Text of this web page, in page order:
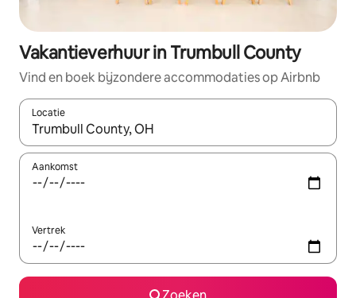
Vakantieverhuur in Trumbull County
Vind en boek bijzondere accommodaties op Airbnb
Locatie
Wanneer er suggesties beschikbaar zijn, maak je een keuze
Aankomst
Vertrek